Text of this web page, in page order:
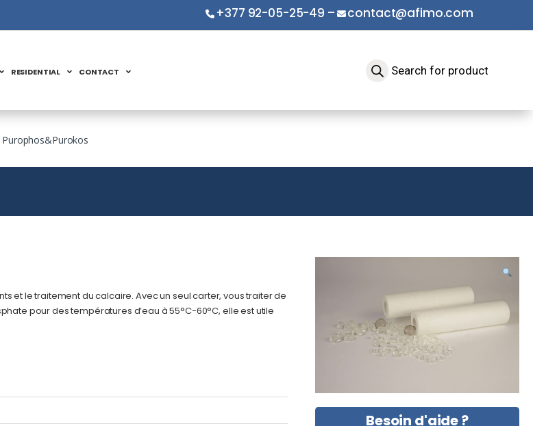
+377 92-05-25-49 – contact@afimo.com
RESIDENTIAL CONTACT
Purophos&Purokos
et le traitement du calcaire. Avec un seul carter, vous traiter de
pour des températures d’eau à 55°C-60°C, elle est utile
Besoin d'aide ?